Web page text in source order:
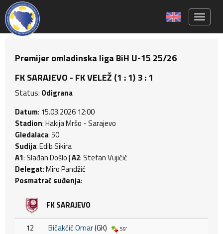
Premijer omladinska liga BiH U-15 25/26
FK SARAJEVO - FK VELEŽ (1 : 1) 3 : 1
Status: Odigrana
Datum: 15.03.2026 12:00
Stadion: Hakija Mršo - Sarajevo
Gledalaca: 50
Sudija: Edib Sikira
A1: Slađan Došlo |A2: Stefan Vujičić
Delegat: Miro Pandžić
Posmatrač suđenja:
FK SARAJEVO
12 Bičakćić Omar(GK) 59'